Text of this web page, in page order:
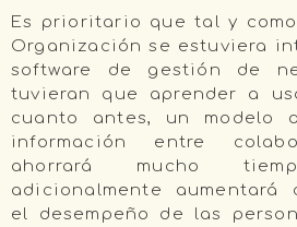
Es prioritario que tal y
Organización se estuviera
software de gestión de
tuvieran que aprender a
cuanto antes, un modelo
información entre
ahorrará mucho
adicionalmente aumentará
el desempeño de las